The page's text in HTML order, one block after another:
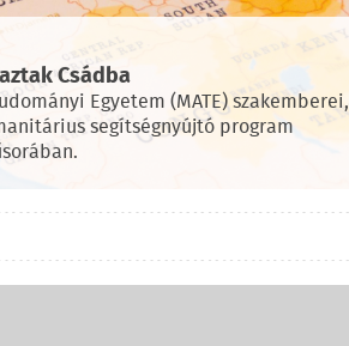
Csádba
Egyetem (MATE) szakemberei,
segítségnyújtó program